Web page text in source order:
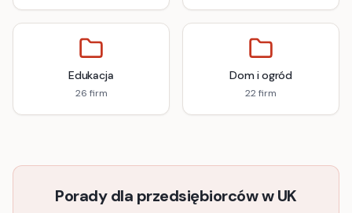
Edukacja
26 firm
Dom i ogród
22firm
Porady dla przedsiębiorców w UK